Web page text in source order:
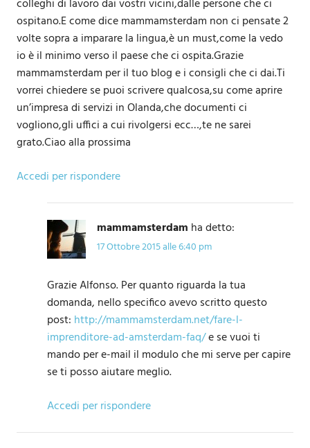
colleghi di lavoro dai vostri vicini,dalle persone che ci
ospitano.E come dice mammamsterdam non ci pensate 2
volte sopra a imparare la lingua,è un must,come la vedo
io è il minimo verso il paese che ci ospita.Grazie
mammamsterdam per il tuo blog e i consigli che ci dai.Ti
vorrei chiedere se puoi scrivere qualcosa,su come aprire
un’impresa di servizi in Olanda,che documenti ci
vogliono,gli uffici a cui rivolgersi ecc…,te ne sarei
grato.Ciao alla prossima
Accedi per rispondere
mammamsterdam ha detto:
17 Ottobre 2015 alle 6:40 pm
Grazie Alfonso. Per quanto riguarda la tua
domanda, nello specifico avevo scritto questo
post: http://mammamsterdam.net/fare-l-
imprenditore-ad-amsterdam-faq/e se vuoi ti
mando per e-mail il modulo che mi serve per capire
se ti posso aiutare meglio.
Accedi per rispondere